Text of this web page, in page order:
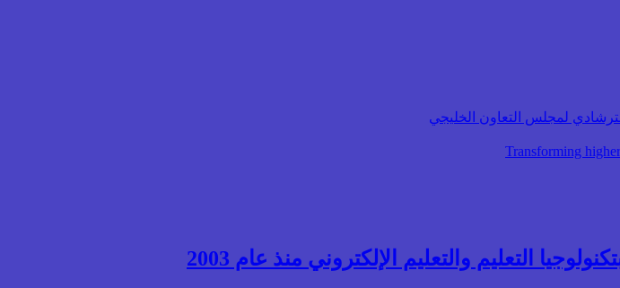
لمجلس التعاون الخليجي
التعليم والتعليم الإلكتروني منذ عام 2003